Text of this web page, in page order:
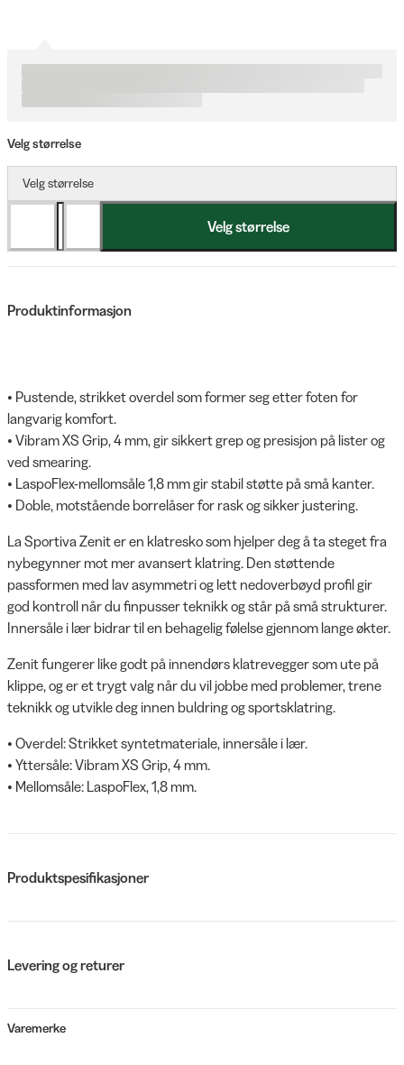
Velg størrelse
Velg størrelse
Velg størrelse
Produktinformasjon
• Pustende, strikket overdel som former seg etter foten for
langvarig komfort.
• Vibram XS Grip, 4 mm, gir sikkert grep og presisjon på lister og
ved smearing.
• LaspoFlex-mellomsåle 1,8 mm gir stabil støtte på små kanter.
• Doble, motstående borrelåser for rask og sikker justering.
La Sportiva Zenit er en klatresko som hjelper deg å ta steget fra
nybegynner mot mer avansert klatring. Den støttende
passformen med lav asymmetri og lett nedoverbøyd profil gir
god kontroll når du finpusser teknikk og står på små strukturer.
Innersåle i lær bidrar til en behagelig følelse gjennom lange økter.
Zenit fungerer like godt på innendørs klatrevegger som ute på
klippe, og er et trygt valg når du vil jobbe med problemer, trene
teknikk og utvikle deg innen buldring og sportsklatring.
• Overdel: Strikket syntetmateriale, innersåle i lær.
• Yttersåle: Vibram XS Grip, 4 mm.
• Mellomsåle: LaspoFlex, 1,8 mm.
Produktspesifikasjoner
Levering og returer
Varemerke